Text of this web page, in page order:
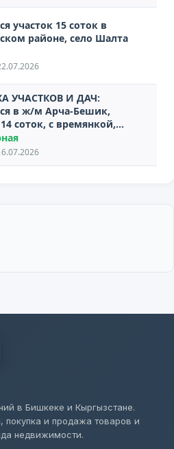
участок 15 соток в
районе, село Шалта
УЧАСТКОВ И ДАЧ:
в ж/м Арча-Бешик,
соток, с времянкой,
ост. 107
рядом горный вид
в Бишкеке и Кыргызстане.
покупка и продажа товаров и
недвижимости.